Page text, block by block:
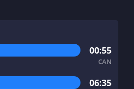
00:55
CAN
06:35